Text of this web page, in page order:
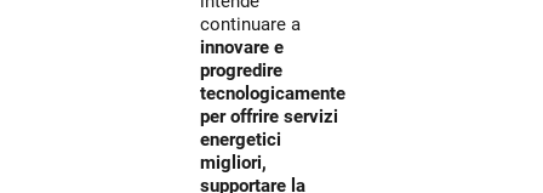
continuare a
innovare e
progredire
tecnologicamente
per offrire servizi
energetici
migliori,
supportare la